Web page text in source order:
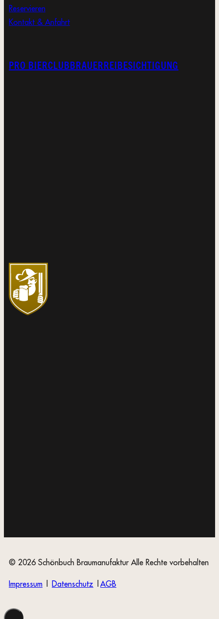
Reservieren
Kontakt & Anfahrt
PRO BIERCLUBBRAUERREIBESICHTIGUNG
© 2026 Schönbuch Braumanufaktur Alle Rechte vorbehalten
Impressum Datenschutz AGB